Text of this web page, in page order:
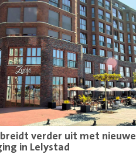
breidt verder uit met nieuwe
in Lelystad